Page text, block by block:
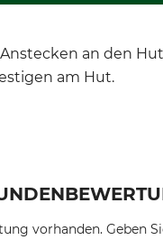
an den
am Hut.
vorhanden. Geben